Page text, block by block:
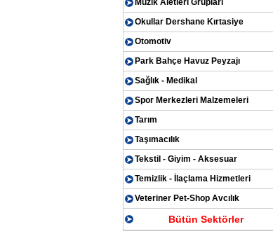
Okullar Dershane Kırtasiye
Otomotiv
Park Bahçe Havuz Peyzajı
Sağlık - Medikal
Spor Merkezleri Malzemeleri
Tarım
Taşımacılık
Tekstil - Giyim - Aksesuar
Temizlik - İlaçlama Hizmetleri
Veteriner Pet-Shop Avcılık
Bütün Sektörler